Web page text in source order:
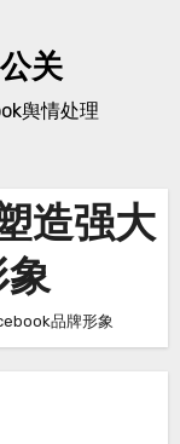
关
舆情处理
造强大
象
品牌形象